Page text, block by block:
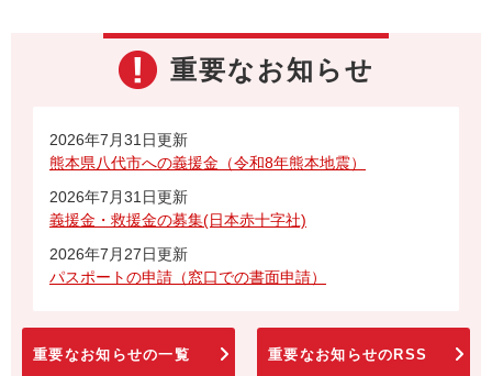
重要なお知らせ
2026年7月31日更新
熊本県八代市への義援金（令和8年熊本地震）
2026年7月31日更新
義援金・救援金の募集(日本赤十字社)
2026年7月27日更新
パスポートの申請（窓口での書面申請）
重要なお知らせの一覧 重要なお知らせのRSS